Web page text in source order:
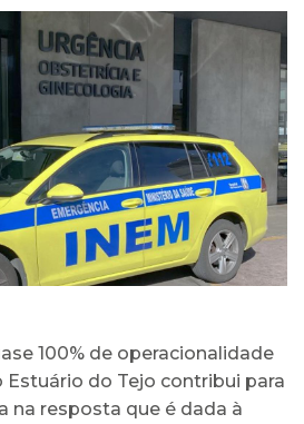
100% de operacionalidade
Estuário do Tejo contribui para
na resposta que é dada à